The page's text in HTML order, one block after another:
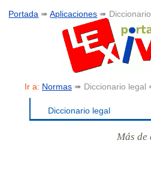
Portada ➠Aplicaciones ➠
Ir a: Normas ➠ Diccionario legal
Diccionario legal
Más de